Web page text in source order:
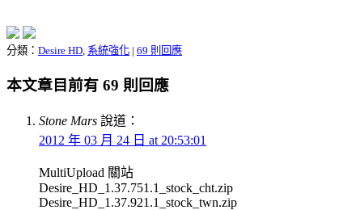
分類： Desire HD, 系統強化 | 69 則回應
本文章目前有 69 則回應
Stone Mars 說道：
2012 年 03 月 24 日 at 20:53:01
MultiUpload 關站
Desire_HD_1.37.751.1_stock_cht.zip
Desire_HD_1.37.921.1_stock_twn.zip